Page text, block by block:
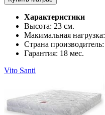
Характеристики
Высота: 23 см.
Макимальная нагрузка:
Страна производитель:
Гарантия: 18 мес.
Vito Santi